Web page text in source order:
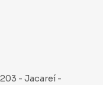
- Jacareí -